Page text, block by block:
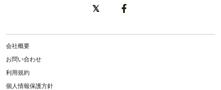
会社概要
お問い合わせ
利用規約
個人情報保護方針